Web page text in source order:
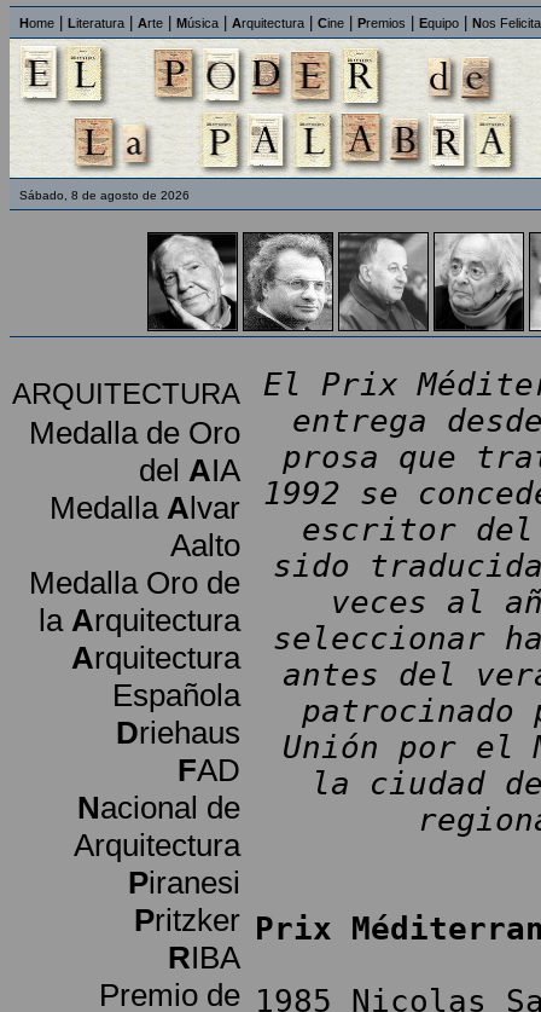
Home Literatura Arte Música Arquitectura Cine Premios Equipo Nos
Sábado, 8 de agosto de 2026
ARQUITECTURA
Medalla de Oro
del AIA
Medalla Alvar
Aalto
Medalla Oro de
la Arquitectura
Arquitectura
Española
Driehaus
FAD
Nacional de
Arquitectura
Piranesi
Pritzker
RIBA
Premio de
El Prix
entrega
prosa que
1992 se
escritor del
sido
veces al
seleccionar
antes del
Unión por el
la ciudad
Prix
1985 Nicolas